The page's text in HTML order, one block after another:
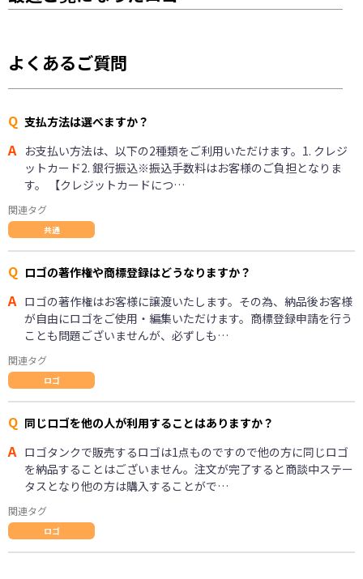
よくあるご質問
Q 支払方法は選べますか？
A お支払い方法は、以下の2種類をご利用いただけます。1. クレジ
ットカード2. 銀行振込※振込手数料はお客様のご負担となりま
す。 【クレジットカードにつ…
関連タグ
共通
Q ロゴの著作権や商標登録はどうなりますか？
A ロゴの著作権はお客様に譲渡いたします。その為、納品後お客様
が自由にロゴをご使用・編集いただけます。商標登録申請を行う
ことも問題ございませんが、必ずしも…
関連タグ
ロゴ
Q 同じロゴを他の人が利用することはありますか？
A ロゴタンクで販売するロゴは1点ものですので他の方に同じロゴ
を納品することはございません。注文が完了すると商談中ステー
タスとなり他の方は購入することがで…
関連タグ
ロゴ